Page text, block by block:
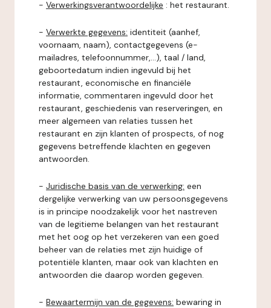
- Verwerkingsverantwoordelijke : het restaurant.
- Verwerkte gegevens: identiteit (aanhef,
voornaam, naam), contactgegevens (e-
mailadres, telefoonnummer,...), taal / land,
geboortedatum indien ingevuld bij het
restaurant, economische en financiële
informatie, commentaren ingevuld door het
restaurant, geschiedenis van reserveringen, en
meer algemeen van relaties tussen het
restaurant en zijn klanten of prospects, of nog
gegevens betreffende klachten en gegeven
antwoorden.
- Juridische basis van de verwerking: een
dergelijke verwerking van uw persoonsgegevens
is in principe noodzakelijk voor het nastreven
van de legitieme belangen van het restaurant
met het oog op het verzekeren van een goed
beheer van de relaties met zijn huidige of
potentiële klanten, maar ook van klachten en
antwoorden die daarop worden gegeven.
- Bewaartermijn van de gegevens: bewaring in